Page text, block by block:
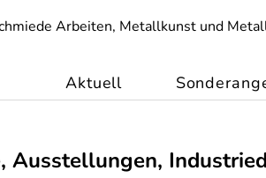
Aktuell
Ausstellungen,